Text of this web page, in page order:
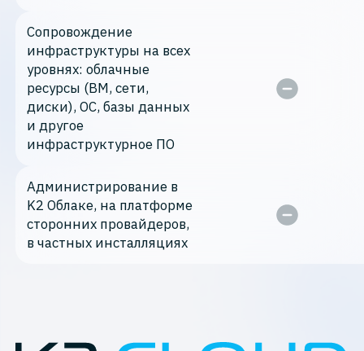
Сопровождение
инфраструктуры на всех
уровнях: облачные
ресурсы (ВМ, сети,
диски), ОС, базы данных
и другое
инфраструктурное ПО
Администрирование в
K2 Облаке, на платформе
сторонних провайдеров,
в частных инсталляциях